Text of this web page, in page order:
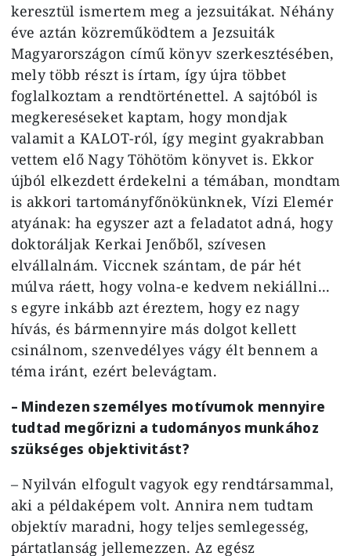
keresztül ismertem meg a jezsuitákat. Néhány
éve aztán közreműködtem a Jezsuiták
Magyarországon című könyv szerkesztésében,
mely több részt is írtam, így újra többet
foglalkoztam a rendtörténettel. A sajtóból is
megkereséseket kaptam, hogy mondjak
valamit a KALOT-ról, így megint gyakrabban
vettem elő Nagy Töhötöm könyvet is. Ekkor
újból elkezdett érdekelni a témában, mondtam
is akkori tartományfőnökünknek, Vízi Elemér
atyának: ha egyszer azt a feladatot adná, hogy
doktoráljak Kerkai Jenőből, szívesen
elvállalnám. Viccnek szántam, de pár hét
múlva ráett, hogy volna-e kedvem nekiállni...
s egyre inkább azt éreztem, hogy ez nagy
hívás, és bármennyire más dolgot kellett
csinálnom, szenvedélyes vágy élt bennem a
téma iránt, ezért belevágtam.
– Mindezen személyes motívumok mennyire
tudtad megőrizni a tudományos munkához
szükséges objektivitást?
– Nyilván elfogult vagyok egy rendtársammal,
aki a példaképem volt. Annira nem tudtam
objektív maradni, hogy teljes semlegesség,
pártatlanság jellemezzen. Az egész